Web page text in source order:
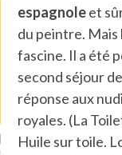
ATTACHÉS
espagnoleet
du peintre.
fascine. Il a été
second séjour
réponse aux
royales. (La
Huile sur toile.